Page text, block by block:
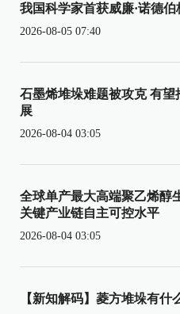
我国科学家首获威廉·诺德伯
2026-08-05 07:40
石墨烯堆垛难题被攻克 有
展
2026-08-04 03:05
全球单产最大高端聚乙烯醇
关键产业链自主可控水平
2026-08-04 03:05
【新知解码】菱方堆垛有什